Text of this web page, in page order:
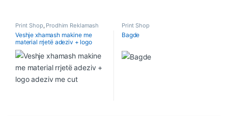
Print Shop, Prodhim Reklamash
Veshje xhamash makine me
material rrjetë adeziv + logo
adeziv me cut
Print Shop
Bagde